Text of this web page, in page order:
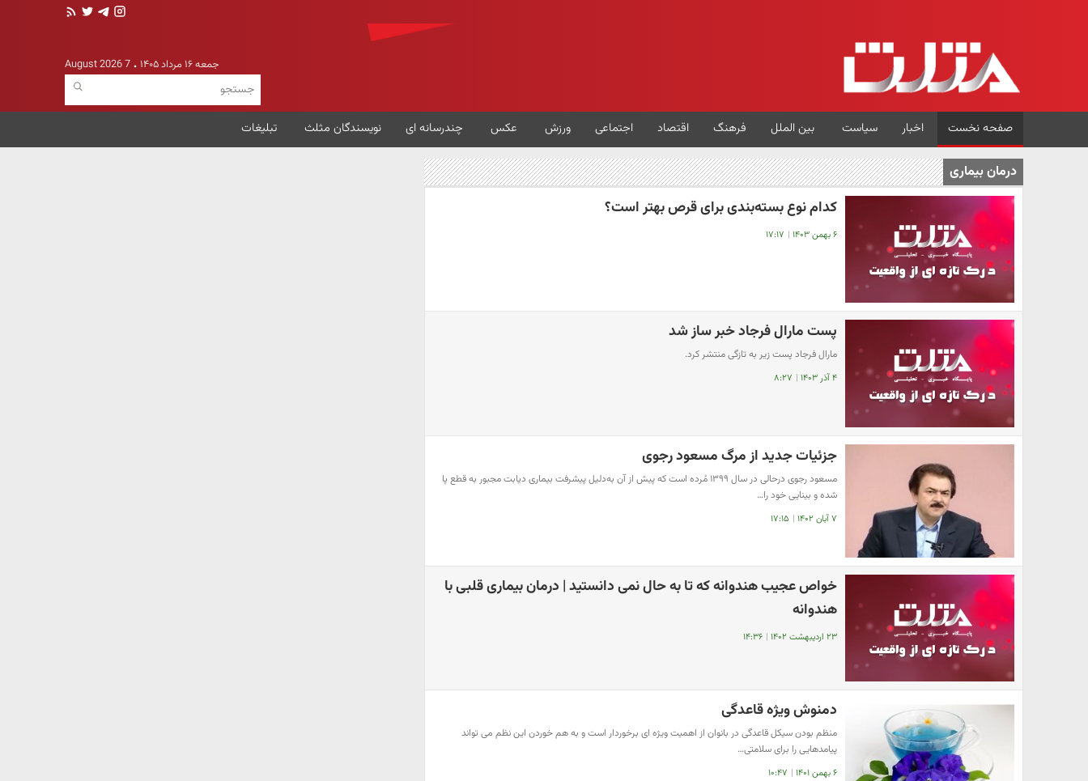
جمعه ۱۶ مرداد ۱۴۰۵ 7 August 2026
صفحه نخست اخبار سیاست بین الملل فرهنگ اقتصاد اجتماعی ورزش عکس چندرسانه ای نویسندگان مثلث تبلیغات
درمان بیماری
کدام نوع بسته‌بندی برای قرص بهتر است؟
۶ بهمن ۱۴۰۳ | ۱۷:۱۷
پست مارال فرجاد خبر ساز شد
مارال فرجاد پست زیر به تازگی منتشر کرد.
۴ آذر ۱۴۰۳ | ۸:۲۷
جزئیات جدید از مرگ مسعود رجوی
مسعود رجوی درحالی در سال ۱۳۹۹ مُرده است که پیش از آن به‌دلیل پیشرفت بیماری دیابت مجبور به قطع پا
شده و بینایی خود را…
۷ آبان ۱۴۰۲ | ۱۷:۱۵
خواص عجیب هندوانه که تا به حال نمی دانستید | درمان بیماری قلبی با
هندوانه
۲۳ اردیبهشت ۱۴۰۲ | ۱۴:۳۶
دمنوش ویژه قاعدگی
منظم بودن سیکل قاعدگی در بانوان از اهمیت ویژه ای برخوردار است و به هم خوردن این نظم می تواند
پیامدهایی را برای سلامتی…
۶ بهمن ۱۴۰۱ | ۱۰:۴۷